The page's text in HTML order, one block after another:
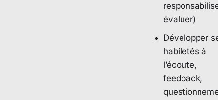
évaluer)
Développer
habiletés à
l’écoute,
feedback,